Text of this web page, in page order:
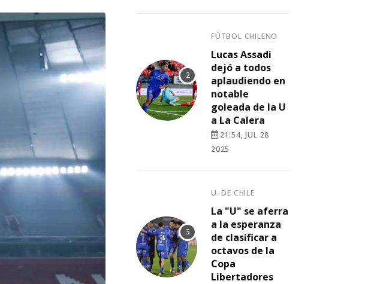
FÚTBOL CHILENO
Lucas Assadi
dejó a todos
aplaudiendo en
notable
goleada de la U
a La Calera
21:54, JUL 28
2025
U. DE CHILE
La "U" se aferra
a la esperanza
de clasificar a
octavos de la
Copa
Libertadores